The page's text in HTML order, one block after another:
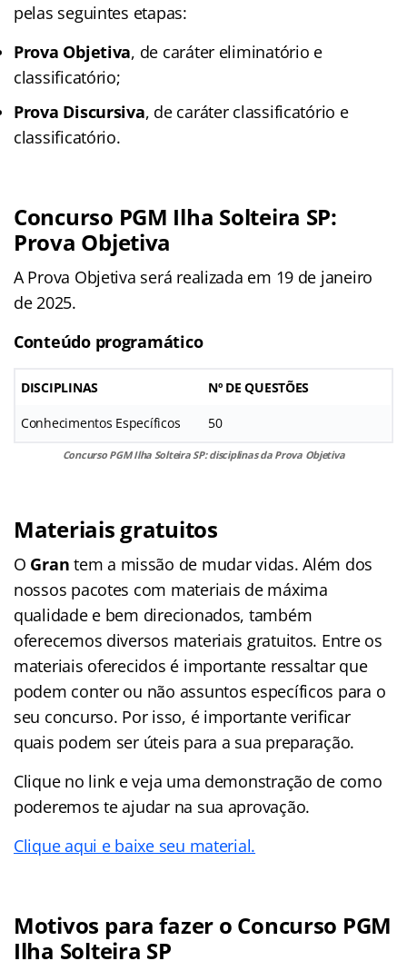
pelas seguintes etapas:
Prova Objetiva, de caráter eliminatório e
classificatório;
Prova Discursiva, de caráter classificatório e
classificatório.
Concurso PGM Ilha Solteira SP:
Prova Objetiva
A Prova Objetiva será realizada em 19 de janeiro
de 2025.
Conteúdo programático
DISCIPLINAS Nº DE QUESTÕES
Conhecimentos Específicos 50
Concurso PGM Ilha Solteira SP: disciplinas da Prova Objetiva
Materiais gratuitos
O Grantem a missão de mudar vidas. Além dos
nossos pacotes com materiais de máxima
qualidade e bem direcionados, também
oferecemos diversos materiais gratuitos. Entre os
materiais oferecidos é importante ressaltar que
podem conter ou não assuntos específicos para o
seu concurso. Por isso, é importante verificar
quais podem ser úteis para a sua preparação.
Clique no link e veja uma demonstração de como
poderemos te ajudar na sua aprovação.
Clique aqui e baixe seu material.
Motivos para fazer o Concurso PGM
Ilha Solteira SP